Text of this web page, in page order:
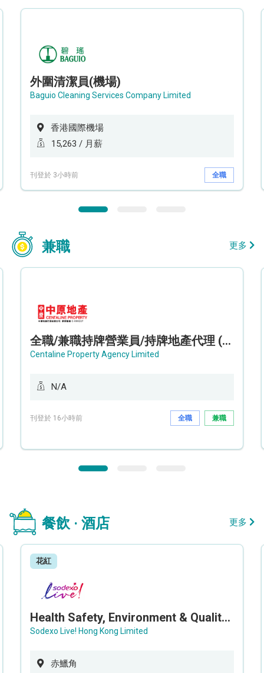
外圍清潔員(機場)
Baguio Cleaning Services Company Limited
香港國際機場
15,263 / 月薪
刊登於 3小時前 全職
兼職 更多
全職/兼職持牌營業員/持牌地產代理 (長沙灣/將軍澳/油塘)
Centaline Property Agency Limited
N/A
刊登於 16小時前 全職 兼職
餐飲 · 酒店 更多
花紅
Health Safety, Environment & Quality Assurance Officer (Maternity cover – 5 months contract)
Sodexo Live! Hong Kong Limited
赤鱲角